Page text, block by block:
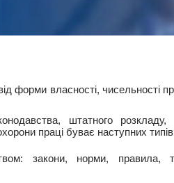
форми власності, чисельності
штатного розкладу,
праці буває наступних
закони, норми, правила,